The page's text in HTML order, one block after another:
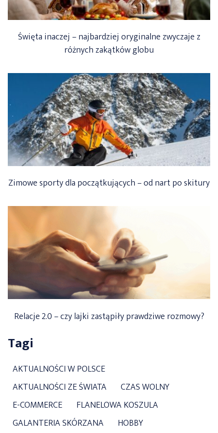
Święta inaczej – najbardziej oryginalne zwyczaje z
różnych zakątków globu
Zimowe sporty dla początkujących – od nart po skitury
Relacje 2.0 – czy lajki zastąpiły prawdziwe rozmowy?
Tagi
AKTUALNOŚCI W POLSCE
AKTUALNOŚCI ZE ŚWIATA
CZAS WOLNY
E-COMMERCE
FLANELOWA KOSZULA
GALANTERIA SKÓRZANA
HOBBY